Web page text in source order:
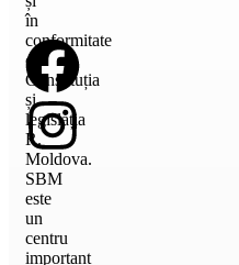
în
conformitate
cu
Constituția
și
legislația
R.
Moldova.
SBM
este
un
centru
important